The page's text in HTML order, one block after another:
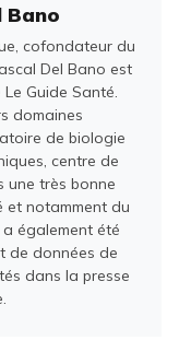
Bano
cofondateur du
Del Bano est
Guide Santé.
domaines
de biologie
centre de
une très bonne
et notamment du
également été
de données de
dans la presse